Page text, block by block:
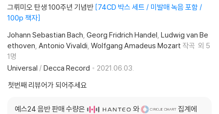
그뤼미오 탄생 100주년 기념반 74CD 박스 세트 / 미발매 녹음 포함 /
100p 책자
Johann Sebastian Bach Georg Fridrich Handel Ludwig van Be
ethoven Antonio Vivaldi Wolfgang Amadeus Mozart 작곡 외 5
1명
Universal / Decca Record
2021.06.03.
첫번째 리뷰어가 되어주세요
예스24 음반 판매 수량은 와
집계에